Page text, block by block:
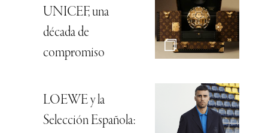
UNICEF, una
década de
compromiso
LOEWE y la
Selección Española: